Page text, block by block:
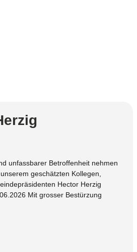
unfassbarer Betroffenheit nehmen
geschätzten Kollegen,
Hector Herzig
Mit grosser Bestürzung